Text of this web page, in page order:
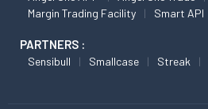
Margin Trading Facility
Smart API
PARTNERS :
Sensibull Smallcase Streak